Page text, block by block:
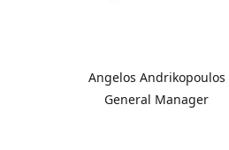
Angelos Andrikopoulos
General Manager